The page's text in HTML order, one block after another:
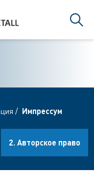
/ Импрессум
2. Aвторское право